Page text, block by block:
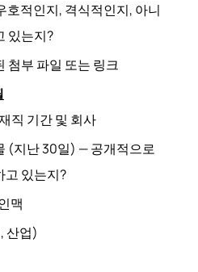
호적인지, 격식적인지, 아니
있는지?
첨부 파일 또는 링크
직 기간 및 회사
(지난 30일) — 공개적으로
고 있는지?
맥
산업)